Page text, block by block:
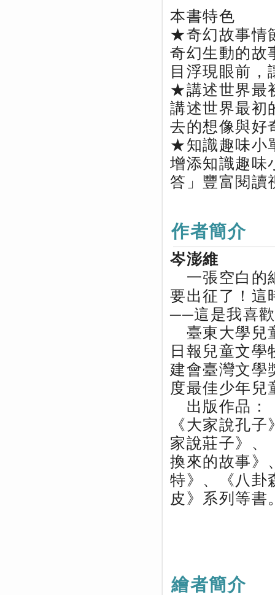
本書特色
★奇幻故事情
奇幻生動的故
目浮現眼前，
★講述世界最
講述世界最初
去的想像與好
★知識趣味小
增添知識趣味
答」豐富閱讀
作者簡介
岑澎維
一張空白的
要出征了！這
──這是我喜
臺東大學兒
日報兒童文
建會臺灣文學
度最佳少年兒
出版作品：
《大家說孔
家說莊子》、
換來的故事》
特》、《八卦
皮》系列等書
繪者簡介